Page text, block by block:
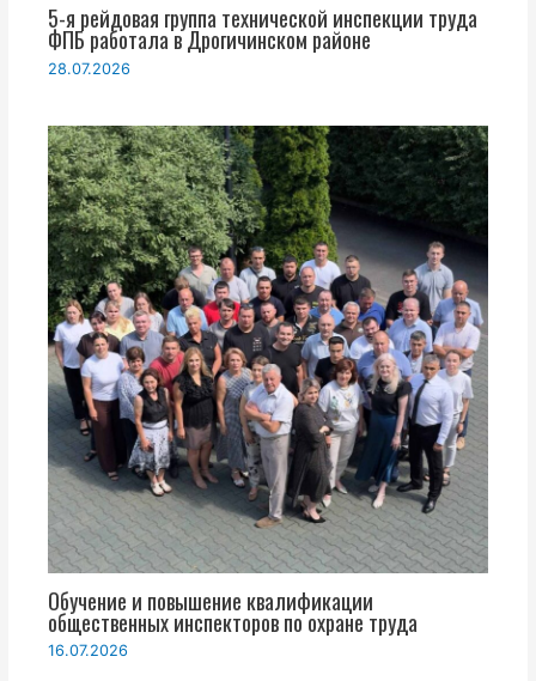
5-я рейдовая группа технической инспекции труда
ФПБ работала в Дрогичинском районе
28.07.2026
Обучение и повышение квалификации
общественных инспекторов по охране труда
16.07.2026